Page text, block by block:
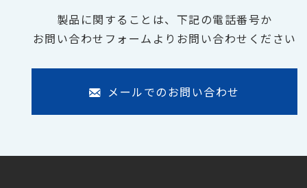
製品に関することは、下記の電話番号か
お問い合わせフォームよりお問い合わせください
メールでのお問い合わせ